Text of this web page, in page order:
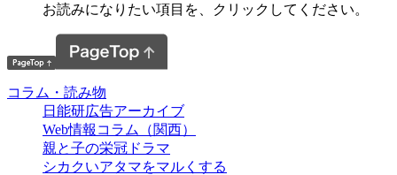
お読みになりたい項目を、クリックしてください。
コラム・読み物
日能研広告アーカイブ
Web情報コラム（関西）
親と子の栄冠ドラマ
シカクいアタマをマルくする